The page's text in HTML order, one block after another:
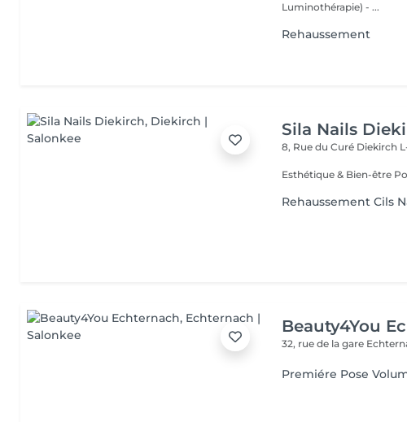
Luminothérapie) - ...
Rehaussement
Sila Nails
8, Rue du Curé Diekirch
Rehaussement Cils
Beauty4You
32, rue de la gare
Premiére Pose